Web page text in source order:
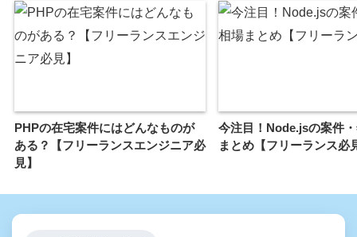
PHPの在宅案件にはどんなものが
ある？【フリーランスエンジニア必
見】
今注目！Node.jsの案件
まとめ【フリーランス必